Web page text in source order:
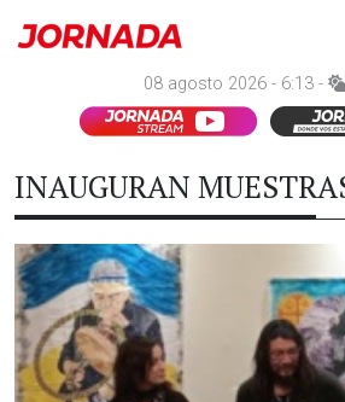
08 agosto 2026 - 6:13 -
INAUGURAN